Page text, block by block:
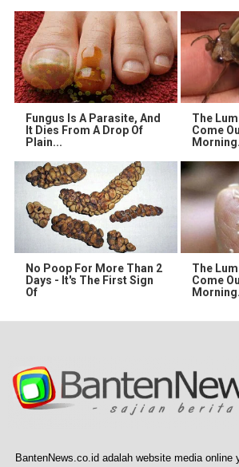
Fungus Is A Parasite, And
It Dies From A Drop Of
Plain...
The
Come
No Poop For More Than 2
Days - It's The First Sign
Of
The
Come
BantenNews.co.id adalah website media online